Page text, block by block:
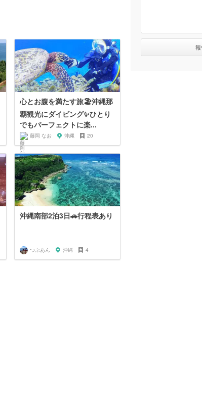
心とお腹を満たす旅🏖沖縄那
覇観光にダイビング✨ひとり
でもパーフェクトに楽...
藤岡 なお 沖縄 20
沖縄南部2泊3日🚗行程表あり
つぶあん 沖縄 4